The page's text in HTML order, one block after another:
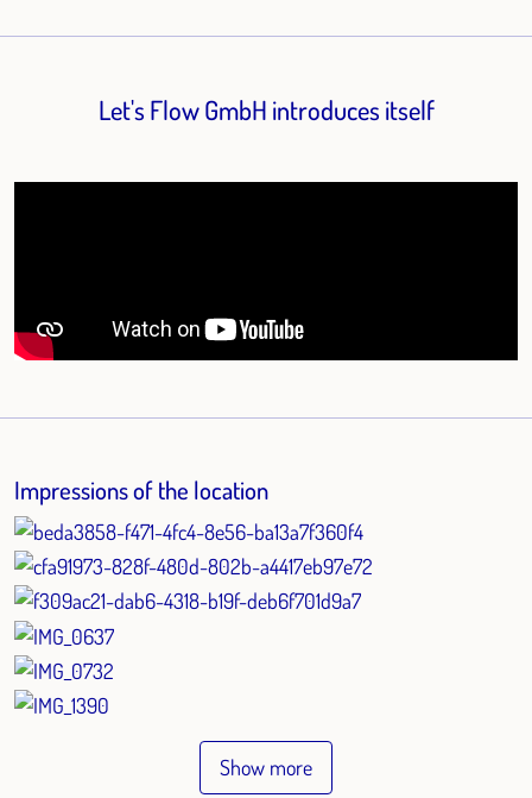
Let's Flow GmbH introduces itself
Impressions of the location
Show more